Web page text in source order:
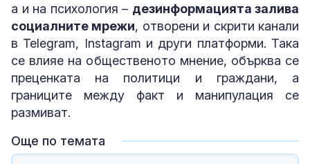
а и на психология – дезинформацията залива
социалните мрежи, отворени и скрити канали
в Telegram, Instagram и други платформи. Така
се влияе на общественото мнение, обърква се
преценката на политици и граждани, а
границите между факт и манипулация се
размиват.
Още по темата